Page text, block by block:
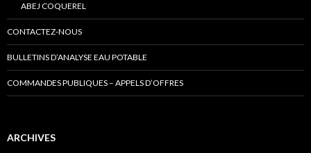
ABEJ COQUEREL
CONTACTEZ-NOUS
BULLETINS D’ANALYSE EAU POTABLE
COMMANDES PUBLIQUES – APPELS D’OFFRES
ARCHIVES